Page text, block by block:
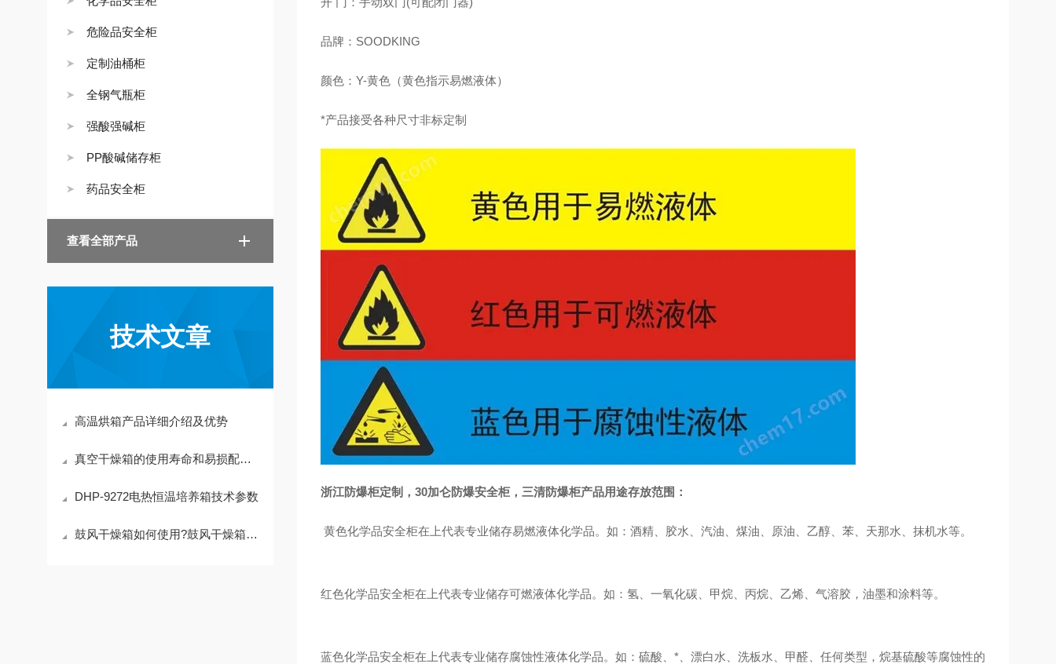
危险品安全柜
定制油桶柜
全钢气瓶柜
强酸强碱柜
PP酸碱储存柜
药品安全柜
查看全部产品
技术文章
高温烘箱产品详细介绍及优势
真空干燥箱的使用寿命和易损配件及耗材
DHP-9272电热恒温培养箱技术参数
鼓风干燥箱如何使用?鼓风干燥箱注意事项
品牌：SOODKING
颜色：Y-黄色（黄色指示易燃液体）
*产品接受各种尺寸非标定制
浙江防爆柜定制，30加仑防爆安全柜， 三清防爆柜产品用途存放范围：
黄色化学品安全柜在上代表专业储存易燃液体化学品。如：酒精、胶水、汽油、煤油、原油、乙醇、苯、天那水、抹机水等。
红色化学品安全柜在上代表专业储存可燃液体化学品。如：氢、一氧化碳、甲烷、丙烷、乙烯、气溶胶，油墨和涂料等。
蓝色化学品安全柜在上代表专业储存腐蚀性液体化学品。如：硫酸、*、漂白水、洗板水、甲醛、任何类型，烷基硫酸等腐蚀性的